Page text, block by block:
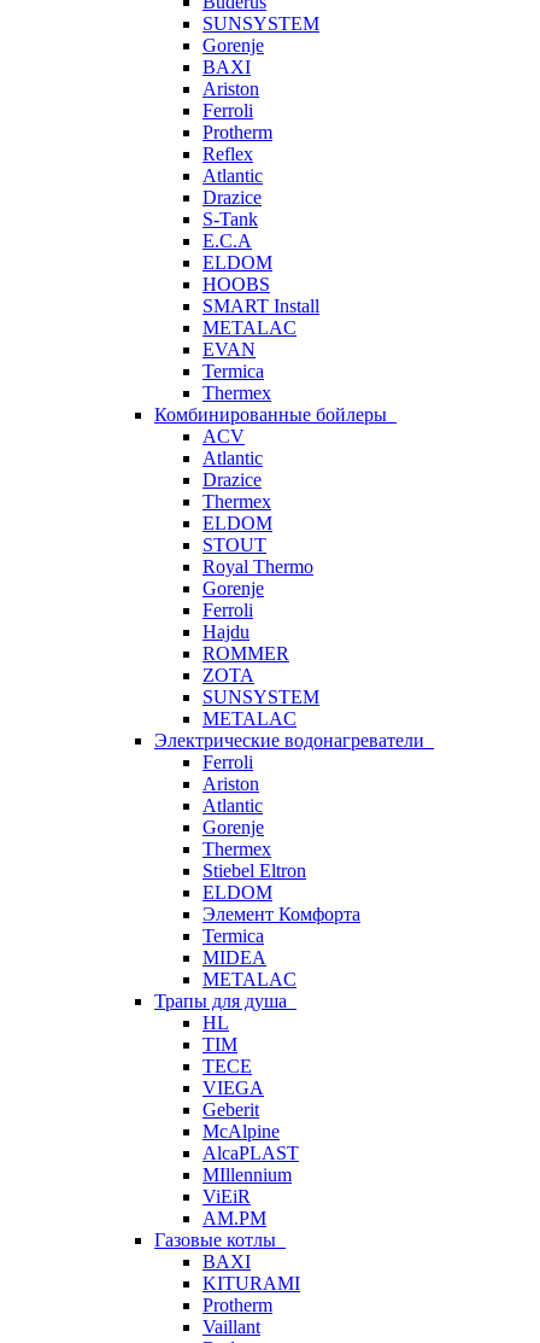
SUNSYSTEM
Gorenje
BAXI
Ariston
Ferroli
Protherm
Reflex
Atlantic
Drazice
S-Tank
E.C.A
ELDOM
HOOBS
SMART Install
METALAC
EVAN
Termica
Thermex
Комбинированные бойлеры
ACV
Atlantic
Drazice
Thermex
ELDOM
STOUT
Royal Thermo
Gorenje
Ferroli
Hajdu
ROMMER
ZOTA
SUNSYSTEM
METALAC
Электрические водонагреватели
Ferroli
Ariston
Atlantic
Gorenje
Thermex
Stiebel Eltron
ELDOM
Элемент Комфорта
Termica
MIDEA
METALAC
Трапы для душа
HL
TIM
TECE
VIEGA
Geberit
McAlpine
AlcaPLAST
MIllennium
ViEiR
AM.PM
Газовые котлы
BAXI
KITURAMI
Protherm
Vaillant